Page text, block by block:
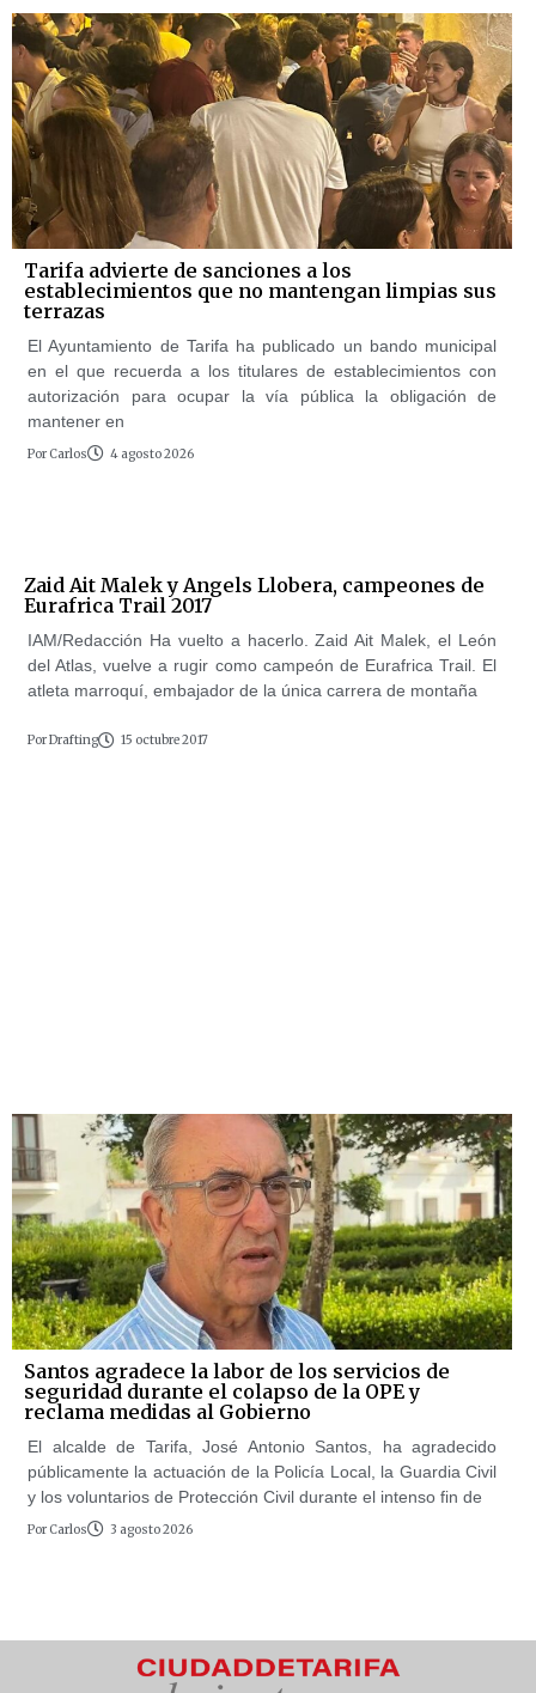
Tarifa advierte de sanciones a los
establecimientos que no mantengan limpias sus
terrazas
El Ayuntamiento de Tarifa ha publicado un bando municipal
en el que recuerda a los titulares de establecimientos con
autorización para ocupar la vía pública la obligación de
mantener en
Por Carlos 4 agosto 2026
Zaid Ait Malek y Angels Llobera, campeones de
Eurafrica Trail 2017
IAM/Redacción Ha vuelto a hacerlo. Zaid Ait Malek, el León
del Atlas, vuelve a rugir como campeón de Eurafrica Trail. El
atleta marroquí, embajador de la única carrera de montaña
PorDrafting 15 octubre 2017
Santos agradece la labor de los servicios de
seguridad durante el colapso de la OPE y
reclama medidas al Gobierno
El alcalde de Tarifa, José Antonio Santos, ha agradecido
públicamente la actuación de la Policía Local, la Guardia Civil
y los voluntarios de Protección Civil durante el intenso fin de
Por Carlos 3 agosto 2026